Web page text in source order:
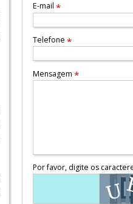
E-mail*
Telefone*
Mensagem*
Por favor, digite os